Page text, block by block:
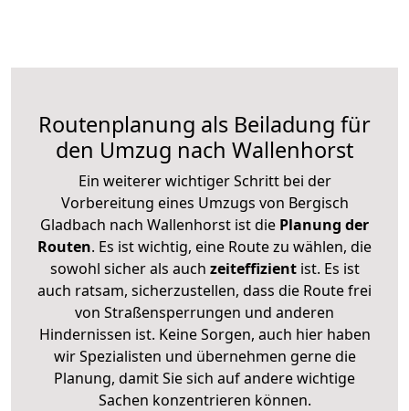
Routenplanung als Beiladung für
den Umzug nach Wallenhorst
Ein weiterer wichtiger Schritt bei der
Vorbereitung eines Umzugs von Bergisch
Gladbach nach Wallenhorst ist die Planung der
Routen. Es ist wichtig, eine Route zu wählen, die
sowohl sicher als auch zeiteffizientist. Es ist
auch ratsam, sicherzustellen, dass die Route frei
von Straßensperrungen und anderen
Hindernissen ist. Keine Sorgen, auch hier haben
wir Spezialisten und übernehmen gerne die
Planung, damit Sie sich auf andere wichtige
Sachen konzentrieren können.